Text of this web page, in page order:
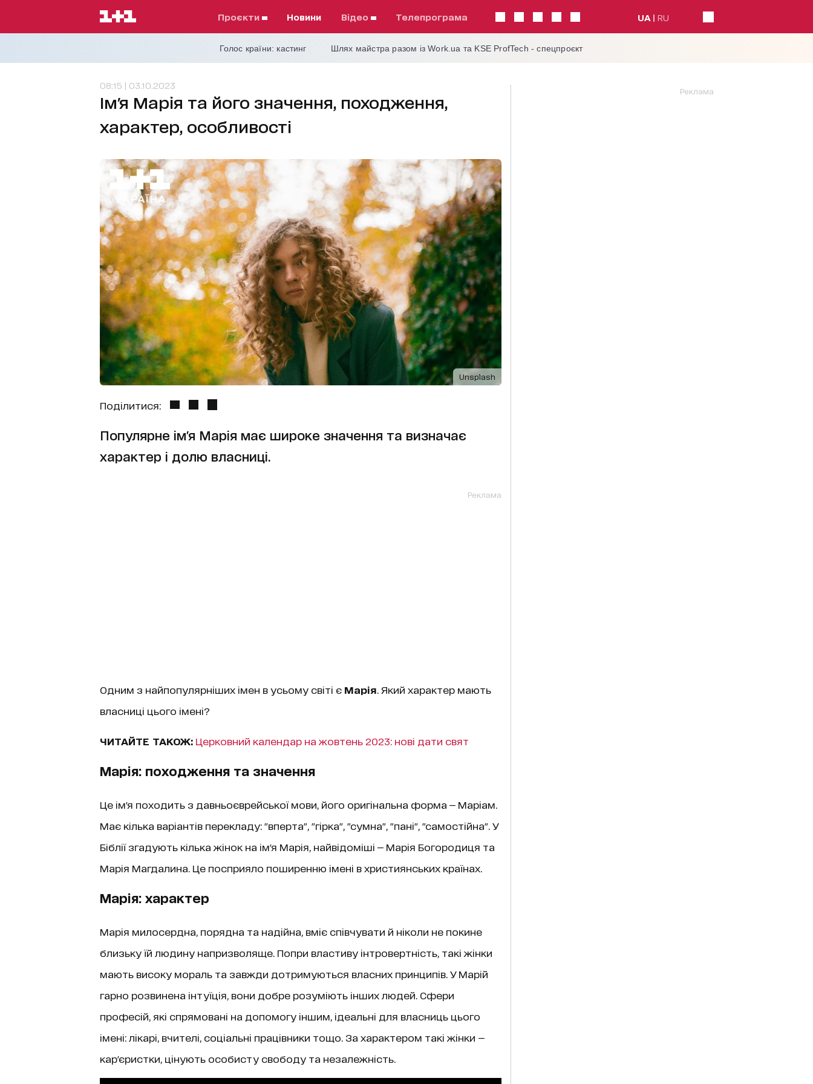
проєкти Новини відео телепрограма UA RU
Голос країни: кастинг Шлях майстра разом із Work.ua та KSE ProfTech - спецпроєкт
08:15 | 03.10.2023
Ім'я Марія та його значення, походження,
характер, особливості
Unsplash
Поділитися:
Популярне ім'я Марія має широке значення та визначає
характер і долю власниці.
Реклама
Одним з найпопулярніших імен в усьому світі є Марія . Який характер мають
власниці цього імені?
ЧИТАЙТЕ ТАКОЖ: Церковний календар на жовтень 2023: нові дати свят
Марія: походження та значення
Це ім'я походить з давньоєврейської мови, його оригінальна форма — Маріам.
Має кілька варіантів перекладу: "вперта", "гірка", "сумна", "пані", "самостійна". У
Біблії згадують кілька жінок на ім'я Марія, найвідоміші — Марія Богородиця та
Марія Магдалина. Це посприяло поширенню імені в християнських країнах.
Марія: характер
Марія милосердна, порядна та надійна, вміє співчувати й ніколи не покине
близьку їй людину напризволяще. Попри властиву інтровертність, такі жінки
мають високу мораль та завжди дотримуються власних принципів. У Марій
гарно розвинена інтуїція, вони добре розуміють інших людей. Сфери
професій, які спрямовані на допомогу іншим, ідеальні для власниць цього
імені: лікарі, вчителі, соціальні працівники тощо. За характером такі жінки —
кар'єристки, цінують особисту свободу та незалежність.
Реклама